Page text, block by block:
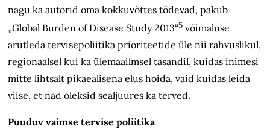
nagu ka autorid oma kokkuvõttes tõdevad, pakub
„Global Burden of Disease Study 2013“5 võimaluse
arutleda tervisepoliitika prioriteetide üle nii rahvuslikul,
regionaalsel kui ka ülemaailmsel tasandil, kuidas inimesi
mitte lihtsalt pikaealisena elus hoida, vaid kuidas leida
viise, et nad oleksid sealjuures ka terved.
Puuduv vaimse tervise poliitika